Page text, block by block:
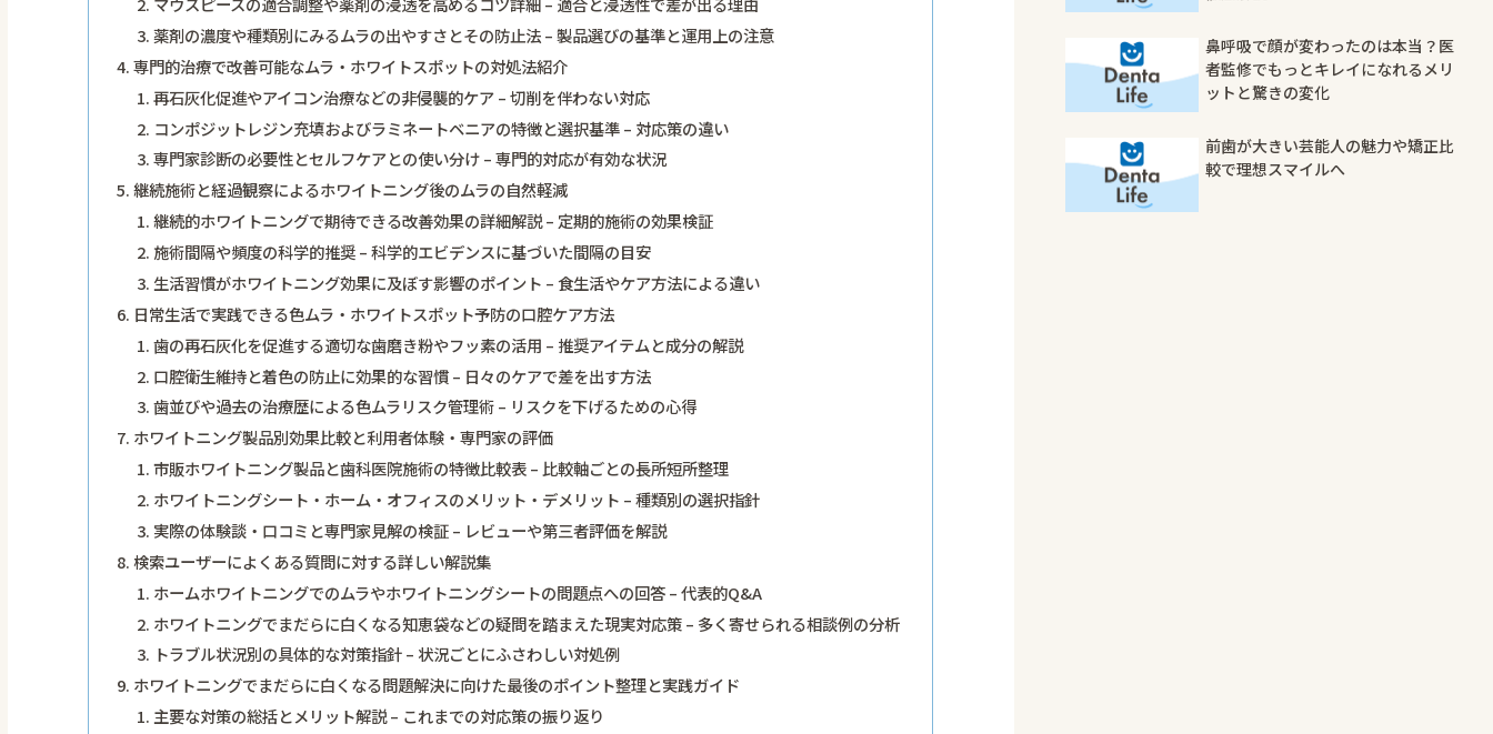
薬剤の濃度や種類別にみるムラの出やすさとその防止法 – 製品選びの基準と運用上の注意
専門的治療で改善可能なムラ・ホワイトスポットの対処法紹介
再石灰化促進やアイコン治療などの非侵襲的ケア – 切削を伴わない対応
コンポジットレジン充填およびラミネートベニアの特徴と選択基準 – 対応策の違い
専門家診断の必要性とセルフケアとの使い分け – 専門的対応が有効な状況
継続施術と経過観察によるホワイトニング後のムラの自然軽減
継続的ホワイトニングで期待できる改善効果の詳細解説 – 定期的施術の効果検証
施術間隔や頻度の科学的推奨 – 科学的エビデンスに基づいた間隔の目安
生活習慣がホワイトニング効果に及ぼす影響のポイント – 食生活やケア方法による違い
日常生活で実践できる色ムラ・ホワイトスポット予防の口腔ケア方法
歯の再石灰化を促進する適切な歯磨き粉やフッ素の活用 – 推奨アイテムと成分の解説
口腔衛生維持と着色の防止に効果的な習慣 – 日々のケアで差を出す方法
歯並びや過去の治療歴による色ムラリスク管理術 – リスクを下げるための心得
ホワイトニング製品別効果比較と利用者体験・専門家の評価
市販ホワイトニング製品と歯科医院施術の特徴比較表 – 比較軸ごとの長所短所整理
ホワイトニングシート・ホーム・オフィスのメリット・デメリット – 種類別の選択指針
実際の体験談・口コミと専門家見解の検証 – レビューや第三者評価を解説
検索ユーザーによくある質問に対する詳しい解説集
ホームホワイトニングでのムラやホワイトニングシートの問題点への回答 – 代表的Q&A
ホワイトニングでまだらに白くなる知恵袋などの疑問を踏まえた現実対応策 – 多く寄せられる相談例の分析
トラブル状況別の具体的な対策指針 – 状況ごとにふさわしい対処例
ホワイトニングでまだらに白くなる問題解決に向けた最後のポイント整理と実践ガイド
主要な対策の総括とメリット解説 – これまでの対応策の振り返り
鼻呼吸で顔が変わったのは本当？医
者監修でもっとキレイになれるメリ
ットと驚きの変化
前歯が大きい芸能人の魅力や矯正比
較で理想スマイルへ